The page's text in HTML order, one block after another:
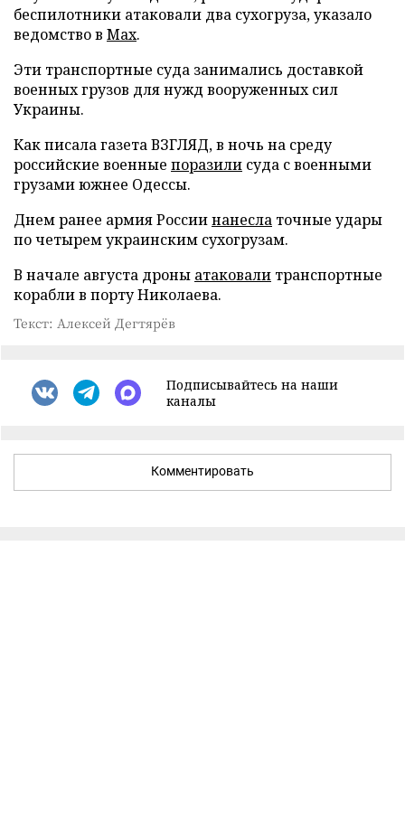
беспилотники атаковали два сухогруза, указало
ведомство в Max.
Эти транспортные суда занимались доставкой
военных грузов для нужд вооруженных сил
Украины.
Как писала газета ВЗГЛЯД, в ночь на среду
российские военные поразили суда с военными
грузами южнее Одессы.
Днем ранее армия Россиинанесла точные удары
по четырем украинским сухогрузам.
В начале августа дроны атаковали транспортные
корабли в порту Николаева.
Текст: Алексей Дегтярёв
Подписывайтесь на наши
каналы
Комментировать